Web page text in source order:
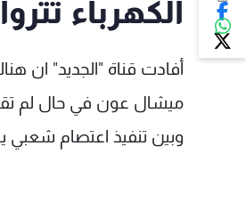
الكهرباء
أفادت قناة "الجديد" ان
ميشال عون في حال لم تقر
وبين تنفيذ اعتصام